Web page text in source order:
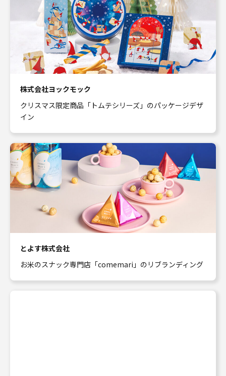
株式会社ヨックモック
クリスマス限定商品「トムテシリーズ」のパッケージデザ
イン
とよす株式会社
お米のスナック専門店「comemari」のリブランディング